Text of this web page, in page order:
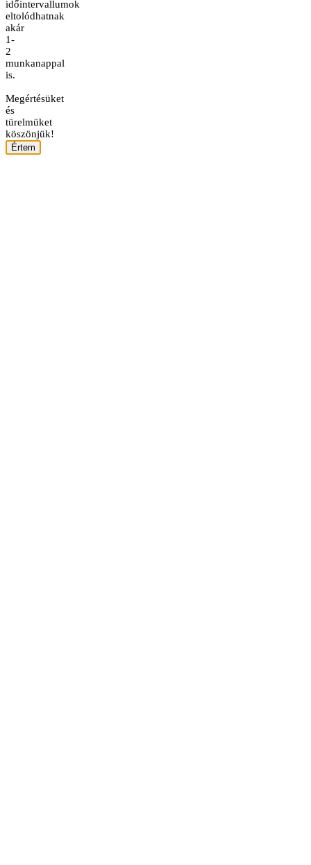
időintervallumok
eltolódhatnak
akár
1-
2
munkanappal
is.
Megértésüket
és
türelmüket
köszönjük!
Értem